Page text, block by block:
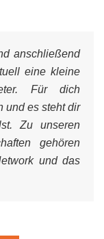
anschließend
eine kleine
Für dich
und es steht dir
Zu unseren
gehören
und das